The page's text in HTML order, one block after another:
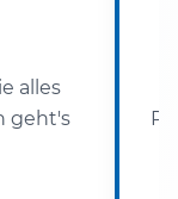
alles
geht's